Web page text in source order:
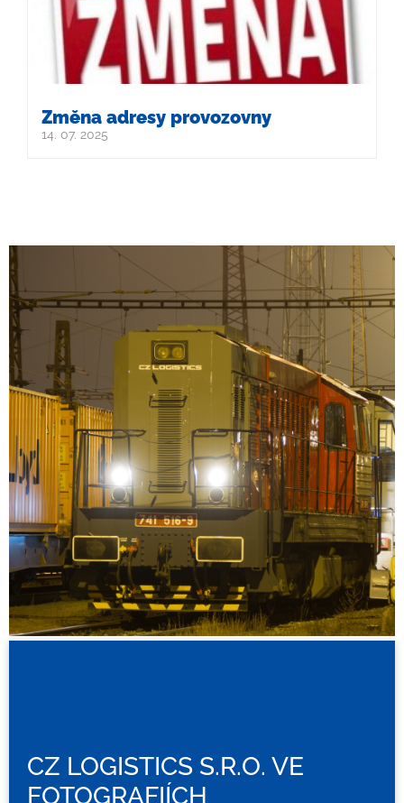
Změna adresy provozovny
14. 07. 2025
CZ LOGISTICS S.R.O. VE
FOTOGRAFIÍCH